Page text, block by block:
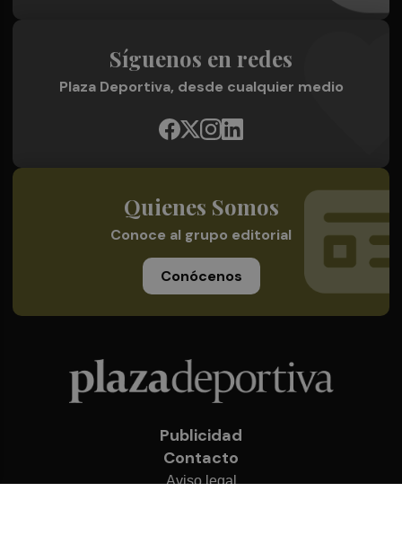
Síguenos en redes
Plaza Deportiva, desde cualquier medio
Quienes Somos
Conoce al grupo editorial
Conócenos
Publicidad
Contacto
Aviso legal